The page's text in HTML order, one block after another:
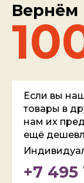
Вернём
Если вы
товары в
нам их
ещё
+7 495